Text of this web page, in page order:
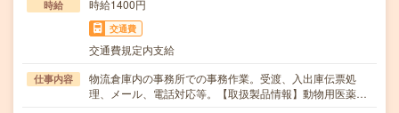
時給 時給1400円
交通費
交通費規定内支給
仕事内容
物流倉庫内の事務所での事務作業。受渡、入出庫伝票処
理、メール、電話対応等。【取扱製品情報】動物用医薬…